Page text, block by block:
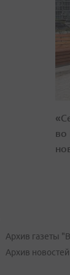
во
Архив газеты
Архив новостей